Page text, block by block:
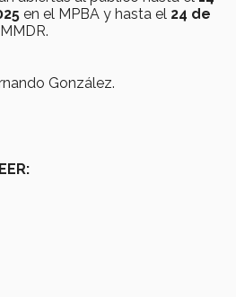
en el MPBA y hasta el 24 de
González.